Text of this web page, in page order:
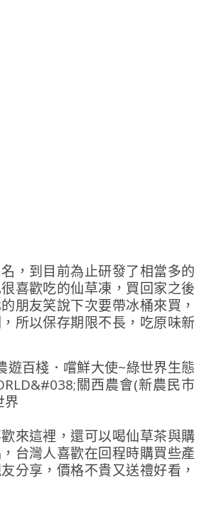
，到目前為止研發了相當多的
喜歡吃的仙草凍，買回家之後
朋友笑說下次要帶冰桶來買，
所以保存期限不長，吃原味新
來這裡，還可以喝仙草茶與購
台灣人喜歡在回程時購買些產
分享，價格不貴又送禮好看，